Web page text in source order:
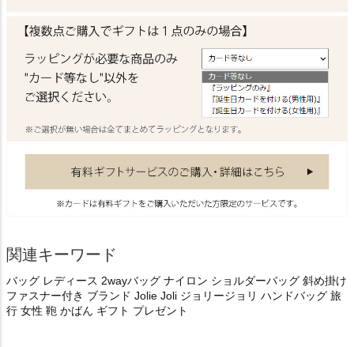
関連キーワード
バッグ レディース 2wayバッグ ナイロン ショルダーバッグ 斜め掛け
ファスナー付き ブランド Jolie Joli ジョリージョリ ハンドバッグ 旅
行 女性 鞄 かばん ギフト プレゼント